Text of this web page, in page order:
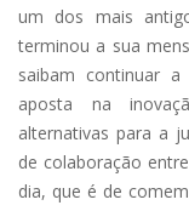
um dos mais
terminou a sua
saibam continuar
aposta na
alternativas para a
de colaboração
dia, que é de